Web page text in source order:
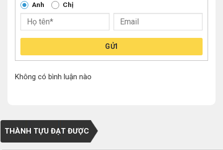
Anh Chị
GỬI
Không có bình luận nào
THÀNH TỰU ĐẠT ĐƯỢC